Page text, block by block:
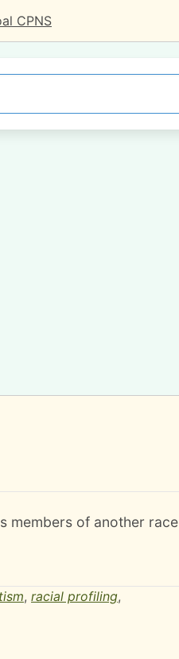
CPNS
members of another race
, racial profiling,